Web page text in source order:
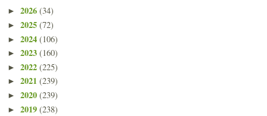
► 2026 (34)
► 2025 (72)
► 2024 (106)
► 2023 (160)
► 2022 (225)
► 2021 (239)
► 2020 (239)
► 2019 (238)